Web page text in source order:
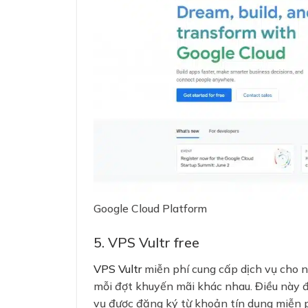
Google Cloud Platform
5. VPS Vultr free
VPS Vultrmiễn phí cung cấp dịch vụ cho
mỗi đợt khuyến mãi khác nhau. Điều này
vụ được đăng ký từ khoản tín dụng miễn